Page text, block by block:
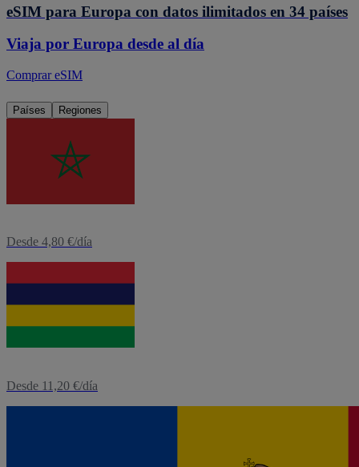
eSIM para Europa con datos ilimitados en 34 países
Viaja por Europa desde al día
Comprar eSIM
Países Regiones
Desde 4,80 €/día
Desde 11,20 €/día